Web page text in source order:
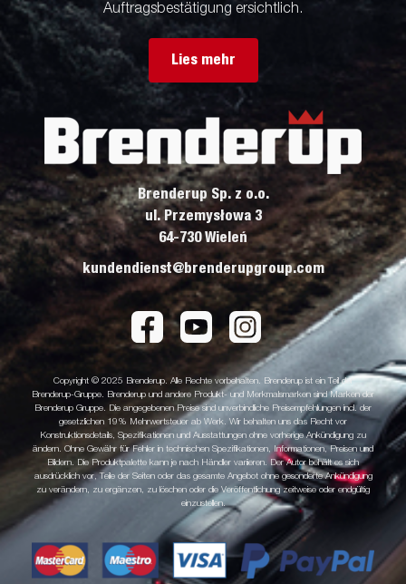
Auftragsbestätigung ersichtlich.
Lies mehr
Brenderup Sp. z o.o.
ul. Przemysłowa 3
64-730 Wieleń
kundendienst@brenderupgroup.com
Copyright © 2025 Brenderup. Alle Rechte vorbehalten. Brenderup ist ein Teil der
Brenderup-Gruppe. Brenderup und andere Produkt- und Merkmalsmarken sind Marken der
Brenderup Gruppe. Die angegebenen Preise sind unverbindliche Preisempfehlungen incl. der
gesetzlichen 19% Mehrwertsteuer ab Werk. Wir behalten uns das Recht vor
Konstruktionsdetails, Spezifikationen und Ausstattungen ohne vorherige Ankündigung zu
ändern. Ohne Gewähr für Fehler in technischen Spezifikationen, Informationen, Preisen und
Bildern. Die Produktpalette kann je nach Händler variieren. Der Autor behält es sich
ausdrücklich vor, Teile der Seiten oder das gesamte Angebot ohne gesonderte Ankündigung
zu verändern, zu ergänzen, zu löschen oder die Veröffentlichung zeitweise oder endgültig
einzustellen.